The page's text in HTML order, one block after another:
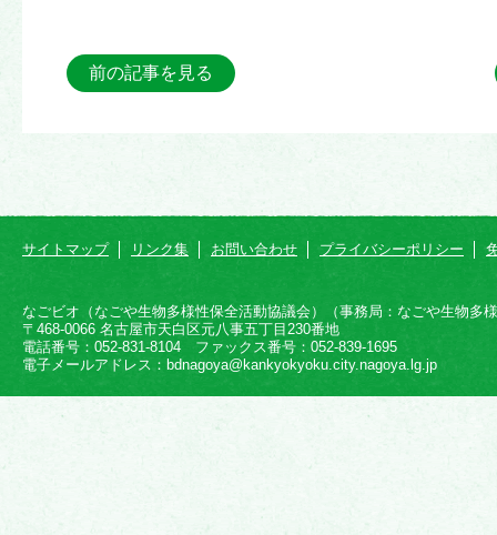
前の記事を見る
サイトマップ リンク集 お問い合わせ プライバシーポリシー
なごビオ（なごや生物多様性保全活動協議会）（事務局：なごや生物多
〒468-0066 名古屋市天白区元八事五丁目230番地
電話番号：052-831-8104 ファックス番号：052-839-1695
電子メールアドレス：bdnagoya@kankyokyoku.city.nagoya.lg.jp